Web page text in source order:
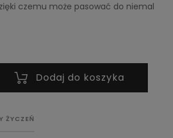
czemu może pasować do niemal
Dodaj do koszyka
ŻYCZEŃ